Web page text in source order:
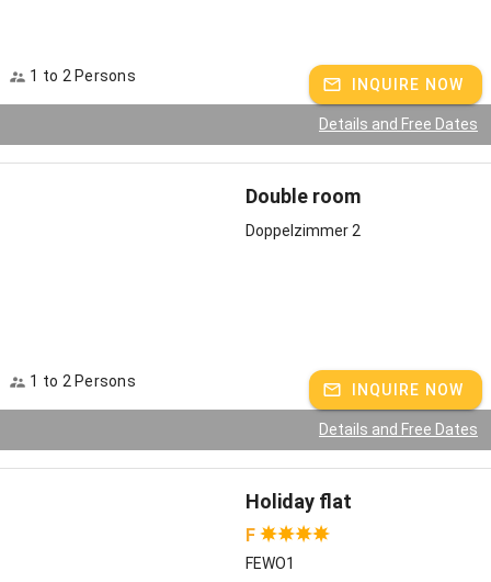
Highlights in der Umgebung
Unser Hof liegt malerisch im Naturpark Oberer Bayerischer Wald,
Freizeitangebot unserer Region ist nahezu unbegrenzt: im Sommer
kann man unter mehreren Seen wählen oder auf zahlreichen
dem Böhmerwald sehr viel unberührte Natur erleben. Golfspieler
mit seinen 82 Kilometer langen Loipen und Winterwanderwegen -
Freizeittipps: Unsere Top 3 um den Wofahanslhof
Für Kulturinteressierte: Kunstwanderweg Eschlkam
Für Wanderer: Über den Hohen Bogen zum Berg-Gasthof Schönblick
1 to 2 Persons INQUIRE NOW
Details and Free Dates
Double room
Doppelzimmer 2
1 to 2 Persons INQUIRE NOW
Details and Free Dates
Holiday flat
F
FEWO1